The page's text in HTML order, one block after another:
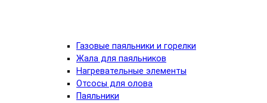
Газовые паяльники и горелки
Жала для паяльников
Нагревательные элементы
Отсосы для олова
Паяльники